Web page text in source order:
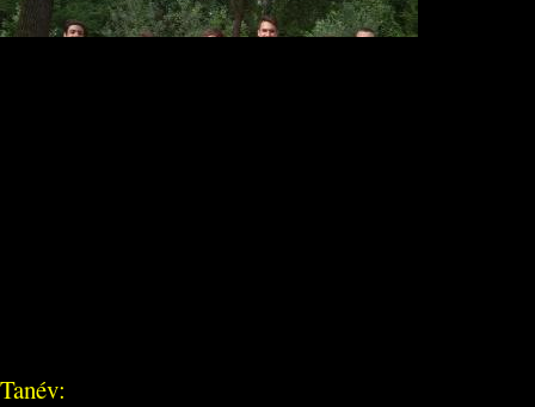
Tanév: